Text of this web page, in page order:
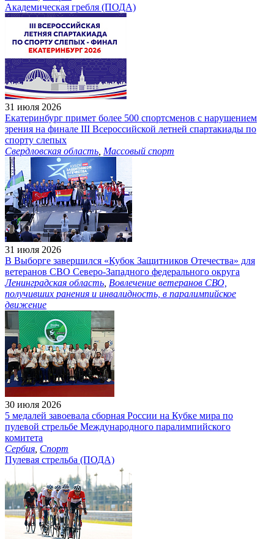
Академическая гребля (ПОДА)
31 июля 2026
Екатеринбург примет более 500 спортсменов с нарушением
зрения на финале III Всероссийской летней спартакиады по
спорту слепых
Свердловская область Массовый спорт
31 июля 2026
В Выборге завершился «Кубок Защитников Отечества» для
ветеранов СВО Северо-Западного федерального округа
Ленинградская область Вовлечение ветеранов СВО,
получивших ранения и инвалидность, в паралимпийское
движение
30 июля 2026
5 медалей завоевала сборная России на Кубке мира по
пулевой стрельбе Международного паралимпийского
комитета
Сербия Спорт
Пулевая стрельба (ПОДА)